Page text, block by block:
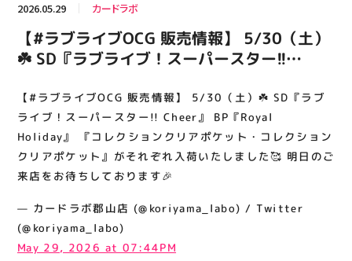
フロアガイド 営業時間
ACCESS
アクセス・駐車場
RECRUIT
スタッフ募集
関連情報
お知らせ
お問い合わせ
2026.05.29 カードラボ
【#ラブライブOCG 販売情報】 5/30（土）
☘️ SD『ラブライブ！スーパースター!!
ョンクリアポケット・コレクションクリアポ
ケット』がそれぞれ入荷いたしました🥰 明
日のご来店をお待ちしております🎉
【#ラブライブOCG 販売情報】 5/30（土）☘️ SD『ラブ
ライブ！スーパースター!! Cheer』 BP『Royal
Holiday』 『コレクションクリアポケット・コレクション
クリアポケット』がそれぞれ入荷いたしました🥰 明日のご
来店をお待ちしております🎉
— カードラボ郡山店 (@koriyama_labo) / Twitter
(@koriyama_labo)
May 29, 2026 at 07:44PM